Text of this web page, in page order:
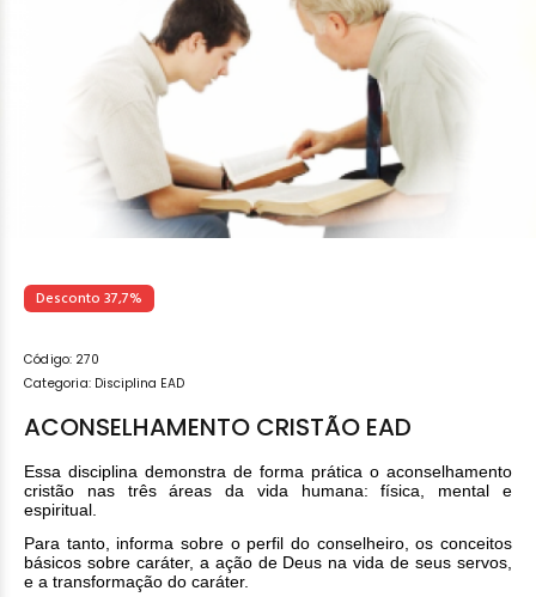
Desconto 37,7%
Código: 270
Categoria: Disciplina EAD
ACONSELHAMENTO CRISTÃO EAD
Essa disciplina demonstra de forma prática o aconselhamento
cristão nas três áreas da vida humana: física, mental e
espiritual.
Para tanto, informa sobre o perfil do conselheiro, os conceitos
básicos sobre caráter, a ação de Deus na vida de seus servos,
e a transformação do caráter.